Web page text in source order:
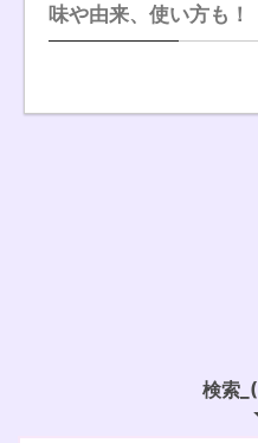
味や由来、使い方も！
検索